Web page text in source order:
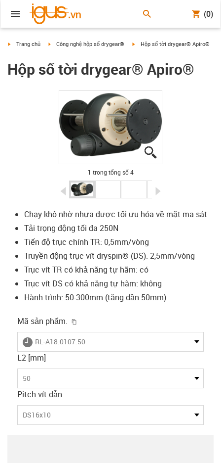
(0)
igus-icon-arrow-right
Trang chủ igus-icon-arrow-right
Công nghệ hộp số drygear® igus-icon-arrow-right
Hộp số tời drygear® Apiro®
Hộp số tời drygear® Apiro®
1 trong tổng số 4
igus-icon-arrow-left
Chạy khô nhờ nhựa được tối ưu hóa về mặt ma sát
Tải trọng động tối đa 250N
Tiến độ trục chính TR: 0,5mm/vòng
Truyền động trục vít dryspin® (DS): 2,5mm/vòng
Trục vít TR có khả năng tự hãm: có
Trục vít DS có khả năng tự hãm: không
Hành trình: 50-300mm (tăng dần 50mm)
Mã sản phẩm.
igus-icon-lieferzeit
RL-A18.0107.50
L2 [mm]
50
Pitch vít dẫn
DS16x10